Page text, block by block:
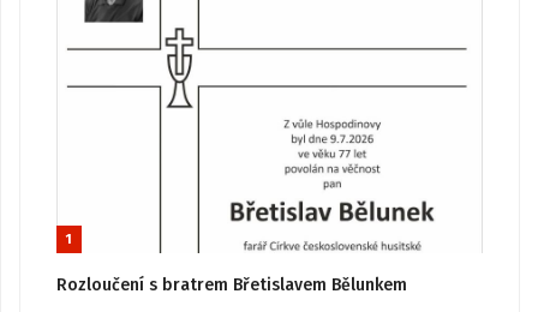
1
Rozloučení s bratrem Břetislavem Bělunkem